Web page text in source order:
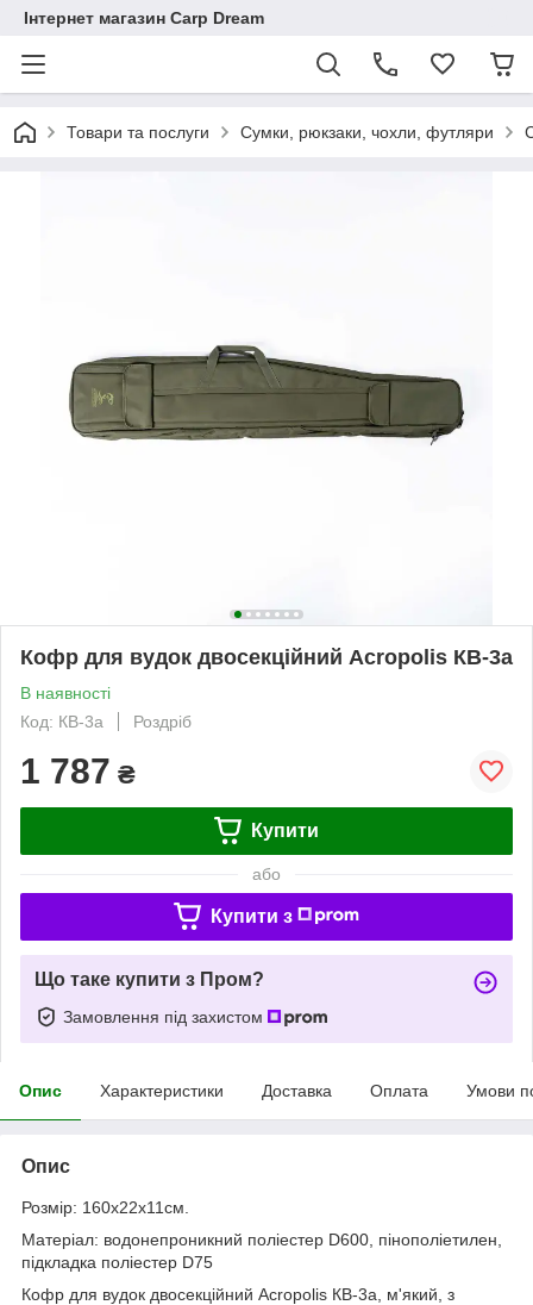
Інтернет магазин Carp Dream
Товари та послуги Сумки, рюкзаки, чохли, футляри
Кофр для вудок двосекційний Acropolis КВ-3а
В наявності
Код: КВ-3а
Роздріб
1 787 ₴
Купити
або
Купити з
Що таке купити з Пром?
Замовлення під захистом
Опис Характеристики Доставка Оплата Умови
Опис
Розмір: 160х22х11см.
Матеріал: водонепроникний поліестер D600, пінополіетилен,
підкладка поліестер D75
Кофр для вудок двосекційний Acropolis КВ-3а, м'який, з